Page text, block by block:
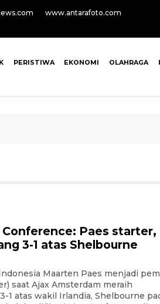
www.antarafoto.com
PERISTIWA EKONOMI OLAHRAGA
Conference: Paes starter,
3-1 atas Shelbourne
Maarten Paes menjadi
saat Ajax Amsterdam meraih
1 atas wakil Irlandia, Shelbourne